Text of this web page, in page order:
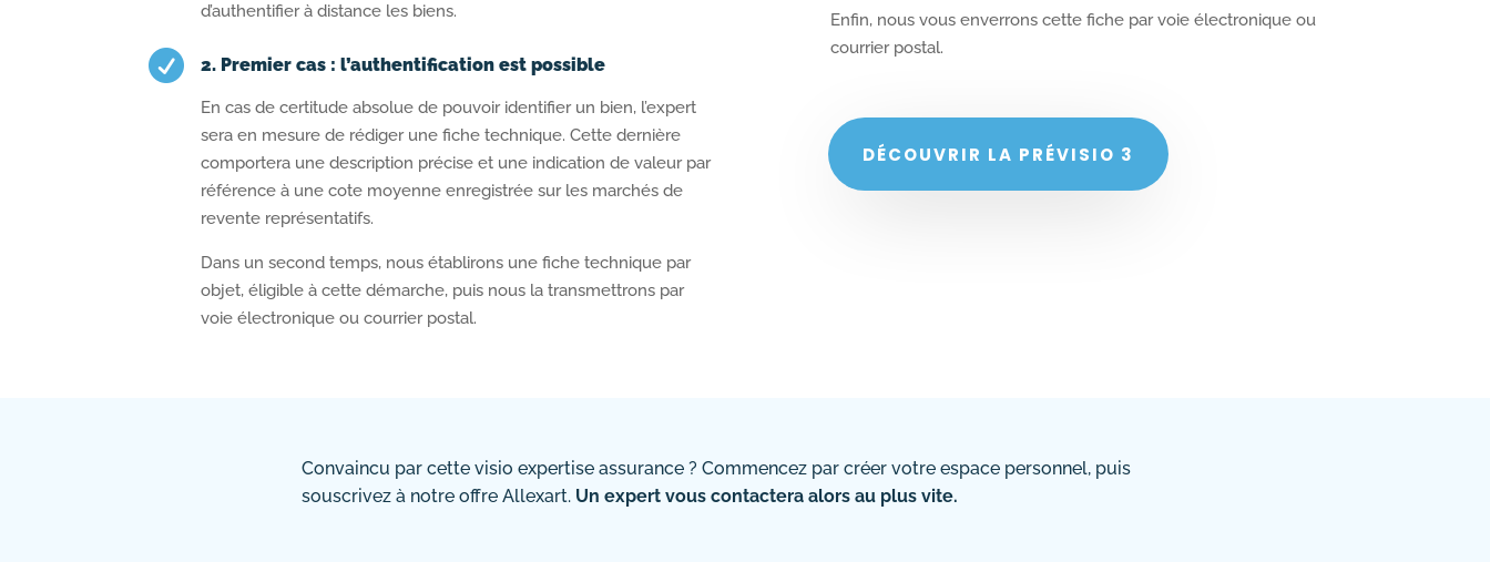
d’authentifier à distance les biens.
 2. Premier cas : l’authentification est possible
En cas de certitude absolue de pouvoir identifier un bien, l’expert
sera en mesure de rédiger une fiche technique. Cette dernière
comportera une description précise et une indication de valeur par
référence à une cote moyenne enregistrée sur les marchés de
revente représentatifs.
Dans un second temps, nous établirons une fiche technique par
objet, éligible à cette démarche, puis nous la transmettrons par
voie électronique ou courrier postal.
Enfin, nous vous enverrons cette fiche par voie électronique ou
courrier postal.
DÉCOUVRIR LA PRÉVISIO 3
Convaincu par cette visio expertise assurance ? Commencez par créer votre espace personnel, puis
souscrivez à notre offre Allexart. Un expert vous contactera alors au plus vite.